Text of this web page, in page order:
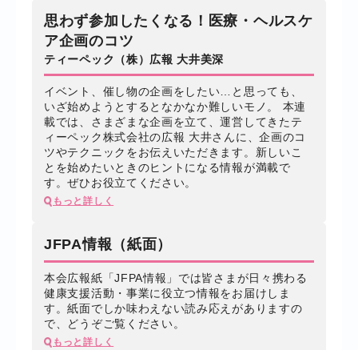
思わず参加したくなる！医療・ヘルスケ
ア企画のコツ
ティーペック（株）広報 大井美深
イベント、催し物の企画をしたい…と思っても、
いざ始めようとするとなかなか難しいモノ。 本連
載では、さまざまな企画を立て、運営してきたテ
ィーペック株式会社の広報 大井さんに、企画のコ
ツやテクニックをお伝えいただきます。新しいこ
とを始めたいときのヒントになる情報が満載で
す。ぜひお役立てください。
もっと詳しく
JFPA情報（紙面）
本会広報紙「JFPA情報」では皆さまが日々携わる
健康支援活動・事業に役立つ情報をお届けしま
す。紙面でしか味わえない読み応えがありますの
で、どうぞご覧ください。
もっと詳しく